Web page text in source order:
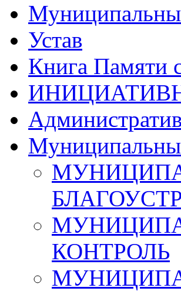
Устав
Книга Памяти
КОНТРОЛЬ